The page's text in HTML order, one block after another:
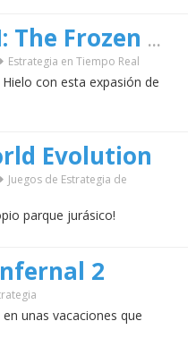
Warcraft III: The Frozen Throne
Estrategia en Tiempo Real
con esta expasión de
Evolution
Juegos de Estrategia de
parque jurásico!
2
unas vacaciones que